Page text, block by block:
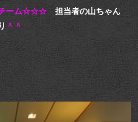
チーム☆☆☆ 担当者の山ちゃん
＾＾